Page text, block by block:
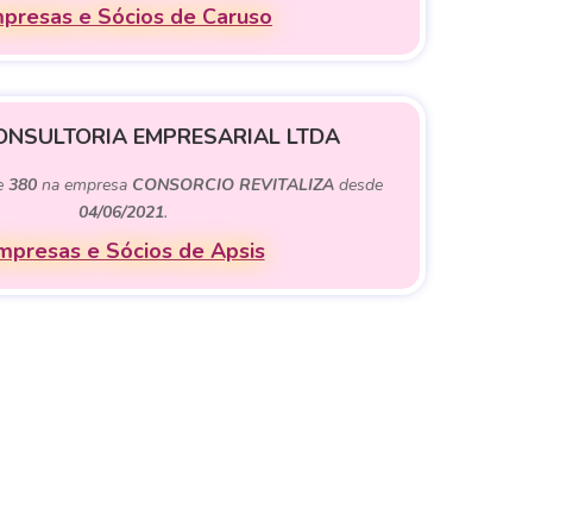
e Sócios de Caruso
EMPRESARIAL LTDA
380na empresa CONSORCIO REVITALIZAdesde
04/06/2021.
e Sócios de Apsis